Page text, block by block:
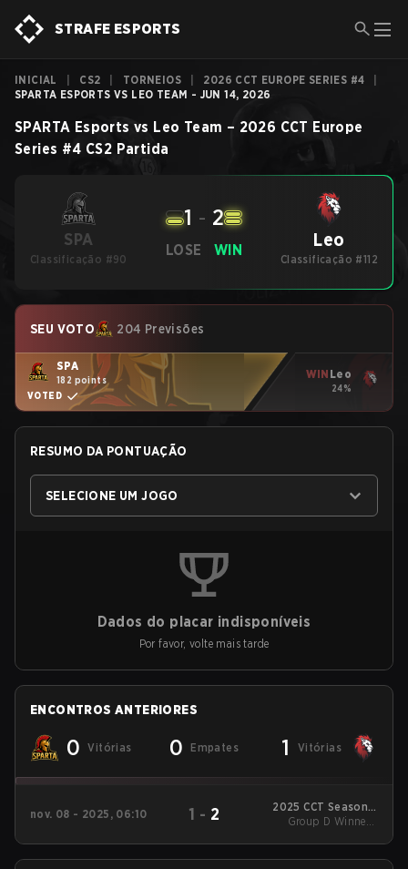
STRAFE ESPORTS
INICIAL CS2 TORNEIOS 2026 CCT EUROPE SERIES #4
SPARTA ESPORTS VS LEO TEAM - JUN 14, 2026
SPARTA Esports vs Leo Team – 2026 CCT Europe
Series #4 CS2 Partida
SPA
Classificação #90
LOSE
1 - 2
WIN Leo
Classificação #112
SEU VOTO 204 Previsões
SPA
182 points
VOTED
WIN Leo
24%
RESUMO DA PONTUAÇÃO
SELECIONE UM JOGO
Dados do placar indisponíveis
Por favor, volte mais tarde
ENCONTROS ANTERIORES
0 Vitórias 0 Empates 1 Vitórias
nov. 08 - 2025, 06:10 1 - 2
2025 CCT Season 3
European Series #11
Group D Winners'